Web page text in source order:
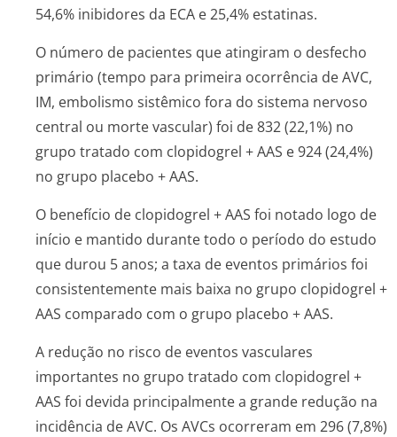
54,6% inibidores da ECA e 25,4% estatinas.
O número de pacientes que atingiram o desfecho
primário (tempo para primeira ocorrência de AVC,
IM, embolismo sistêmico fora do sistema nervoso
central ou morte vascular) foi de 832 (22,1%) no
grupo tratado com clopidogrel + AAS e 924 (24,4%)
no grupo placebo + AAS.
O benefício de clopidogrel + AAS foi notado logo de
início e mantido durante todo o período do estudo
que durou 5 anos; a taxa de eventos primários foi
consistentemente mais baixa no grupo clopidogrel +
AAS comparado com o grupo placebo + AAS.
A redução no risco de eventos vasculares
importantes no grupo tratado com clopidogrel +
AAS foi devida principalmente a grande redução na
incidência de AVC. Os AVCs ocorreram em 296 (7,8%)